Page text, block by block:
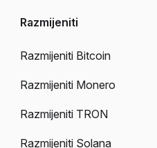
Razmijeniti
Razmijeniti Bitcoin
Razmijeniti Monero
Razmijeniti TRON
Razmijeniti Solana